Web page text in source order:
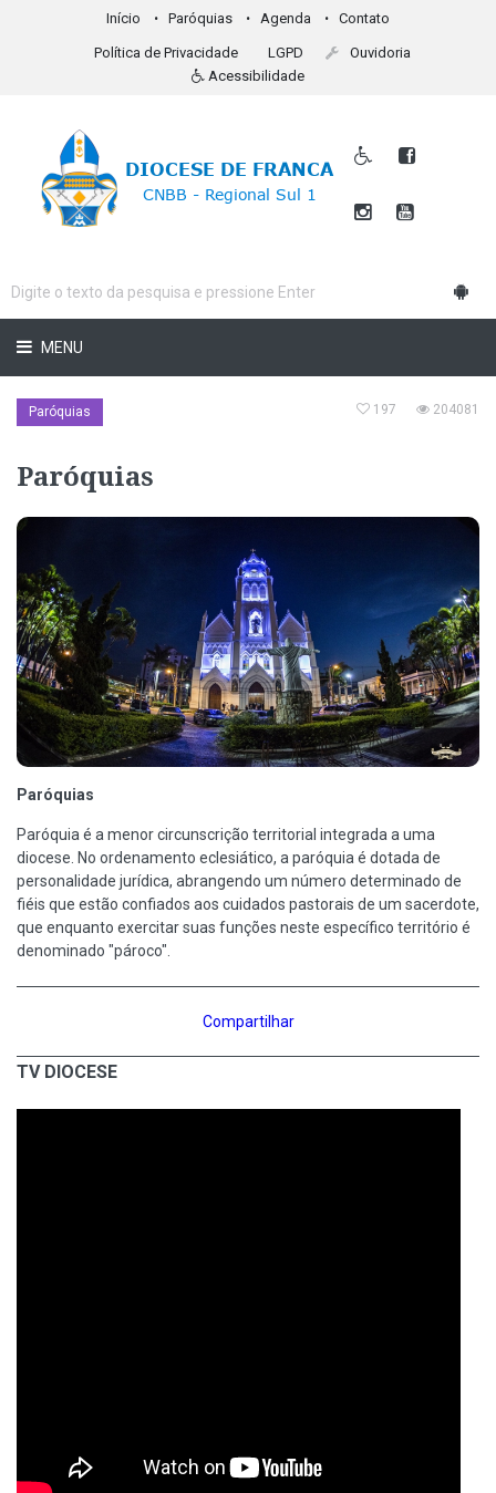
Início Paróquias Agenda Contato
Política de Privacidade LGPD
Ouvidoria
Acessibilidade
MENU
Paróquias 197 204081
Paróquias
Paróquias
Paróquia é a menor circunscrição territorial integrada a uma
diocese. No ordenamento eclesiático, a paróquia é dotada de
personalidade jurídica, abrangendo um número determinado de
fiéis que estão confiados aos cuidados pastorais de um sacerdote,
que enquanto exercitar suas funções neste específico território é
denominado "pároco".
Compartilhar
TV DIOCESE